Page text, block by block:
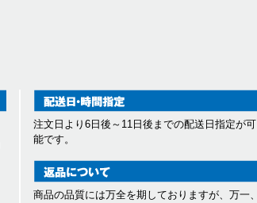
注文日より6日後～11日後までの配送日指定が可
能です。
商品の品質には万全を期しておりますが、万一、